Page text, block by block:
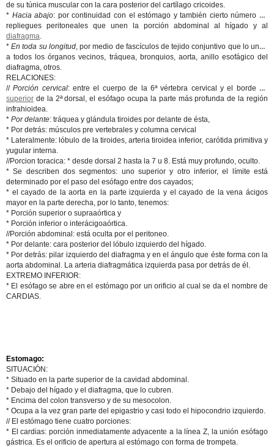
de su túnica muscular con la cara posterior del cartílago cricoides.
* Hacia abajo: por continuidad con el estómago y también cierto número de
repliegues peritoneales que unen la porción abdominal al hígado y al
diafragma.
*En toda su longitud, por medio de fascículos de tejido conjuntivo que lo unen
a todos los órganos vecinos, tráquea, bronquios, aorta, anillo esofágico del
diafragma, otros.
RELACIONES:
//Porción cervical: entre el cuerpo de la 6ª vértebra cervical y el borde de
superior de la 2ª dorsal, el esófago ocupa la parte más profunda de la región
infrahioidea.
* Por delante: tráquea y glándula tiroides por delante de ésta,
* Por detrás: músculos pre vertebrales y columna cervical
* Lateralmente: lóbulo de la tiroides, arteria tiroidea inferior, carótida primitiva y
yugular interna.
//Porcion toracica: * desde dorsal 2 hasta la 7 u 8. Está muy profundo, oculto.
* Se describen dos segmentos: uno superior y otro inferior, el límite está
determinado por el paso del esófago entre dos cayados;
* el cayado de la aorta en la parte izquierda y el cayado de la vena ácigos
mayor en la parte derecha, por lo tanto, tenemos:
* Porción superior o supraaórtica y
* Porción inferior o interácigoaórtica.
//Porción abdominal : está oculta por el peritoneo.
* Por delante: cara posterior del lóbulo izquierdo del hígado.
* Por detrás: pilar izquierdo del diafragma y en el ángulo que éste forma con la
aorta abdominal. La arteria diafragmática izquierda pasa por detrás de él.
EXTREMO INFERIOR:
* El esófago se abre en el estómago por un orificio al cual se da el nombre de
CARDIAS.
Estomago:
SITUACIÓN:
* Situado en la parte superior de la cavidad abdominal.
* Debajo del hígado y el diafragma, que lo cubren.
* Encima del colon transverso y de su mesocolon.
* Ocupa a la vez gran parte del epigastrio y casi todo el hipocondrio izquierdo.
// El estómago tiene cuatro porciones:
* El cardias: porción inmediatamente adyacente a la línea Z, la unión esófago
gástrica. Es el orificio de apertura al estómago con forma de trompeta.